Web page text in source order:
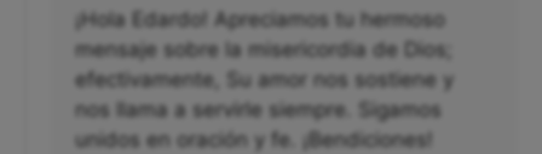
¡Hola Edardo! Apreciamos tu hermoso
mensaje sobre la misericordia de Dios;
efectivamente, Su amor nos sostiene y
nos llama a servirle siempre. Sigamos
unidos en oración y fe. ¡Bendiciones!